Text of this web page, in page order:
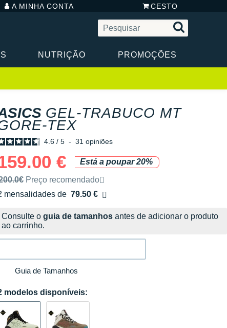
A MINHA CONTA CESTO
NUTRIÇÃO PROMOÇÕES
GEL-TRABUCO MT
TEX
4.6 / 5 - 31 opiniões
€
Está a poupar 20%
de venda recomendado pela marca
Preço recomendado
mensalidades de 79.50 €
custos
Consulte o guia de tamanhos antes de adicionar o produto
ao carrinho.
Guia de Tamanhos
modelos disponíveis: